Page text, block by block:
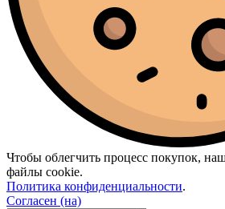
Чтобы облегчить процесс покупок,
файлы cookie.
Политика конфиденциальности.
Согласен (на)